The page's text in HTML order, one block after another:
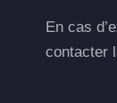
En cas
contacter